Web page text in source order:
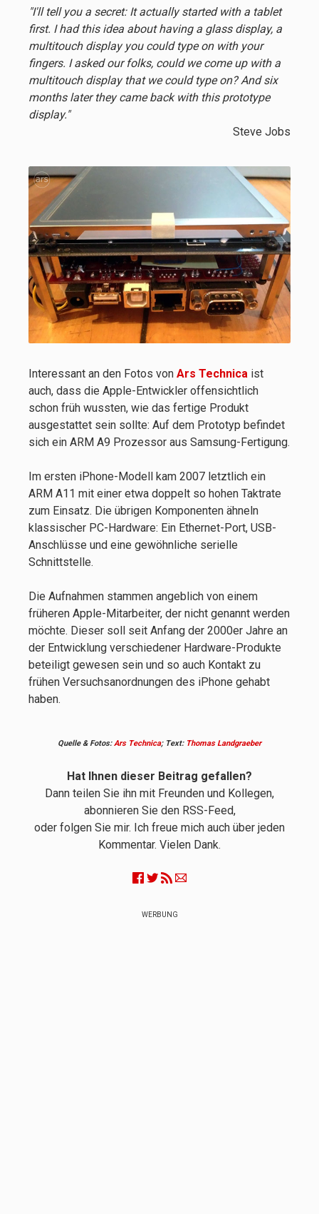
"I'll tell you a secret: It actually started with a tablet
first. I had this idea about having a glass display, a
multitouch display you could type on with your
fingers. I asked our folks, could we come up with a
multitouch display that we could type on? And six
months later they came back with this prototype
display."
Steve Jobs
Interessant an den Fotos von Ars Technica ist
auch, dass die Apple-Entwickler offensichtlich
schon früh wussten, wie das fertige Produkt
ausgestattet sein sollte: Auf dem Prototyp befindet
sich ein ARM A9 Prozessor aus Samsung-Fertigung.
Im ersten iPhone-Modell kam 2007 letztlich ein
ARM A11 mit einer etwa doppelt so hohen Taktrate
zum Einsatz. Die übrigen Komponenten ähneln
klassischer PC-Hardware: Ein Ethernet-Port, USB-
Anschlüsse und eine gewöhnliche serielle
Schnittstelle.
Die Aufnahmen stammen angeblich von einem
früheren Apple-Mitarbeiter, der nicht genannt werden
möchte. Dieser soll seit Anfang der 2000er Jahre an
der Entwicklung verschiedener Hardware-Produkte
beteiligt gewesen sein und so auch Kontakt zu
frühen Versuchsanordnungen des iPhone gehabt
haben.
Quelle & Fotos:Ars Technica; Text: Thomas Landgraeber
Hat Ihnen dieser Beitrag gefallen?
Dann teilen Sie ihn mit Freunden und Kollegen,
abonnieren Sie den RSS-Feed,
oder folgen Sie mir. Ich freue mich auch über jeden
Kommentar. Vielen Dank.
WERBUNG